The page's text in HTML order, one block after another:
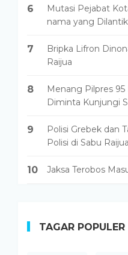
6
Mutasi Pejabat
nama yang Dilantik
7
Bripka Lifron
Raijua
8
Menang Pilpres
Diminta Kunjungi
9
Polisi Grebek dan
Polisi di Sabu Raijua
10 Jaksa Terobos
TAGAR POPULER